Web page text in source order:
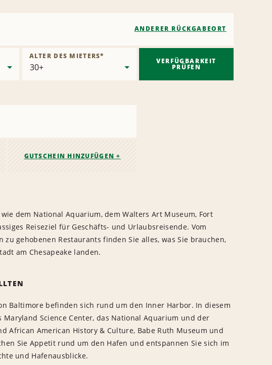
ANDERER RÜCKGABEORT
ALTER DES MIETERS*
GUTSCHEIN HINZUFÜGEN +
VERFÜGBARKEIT
PRÜFEN
dem National Aquarium, dem Walters Art Museum, Fort
Reiseziel für Geschäfts- und Urlaubsreisende. Vom
gehobenen Restaurants finden Sie alles, was Sie brauchen,
am Chesapeake landen.
Baltimore befinden sich rund um den Inner Harbor. In diesem
Science Center, das National Aquarium und der
African American History & Culture, Babe Ruth Museum und
Sie Appetit rund um den Hafen und entspannen Sie sich im
und Hafenausblicke.